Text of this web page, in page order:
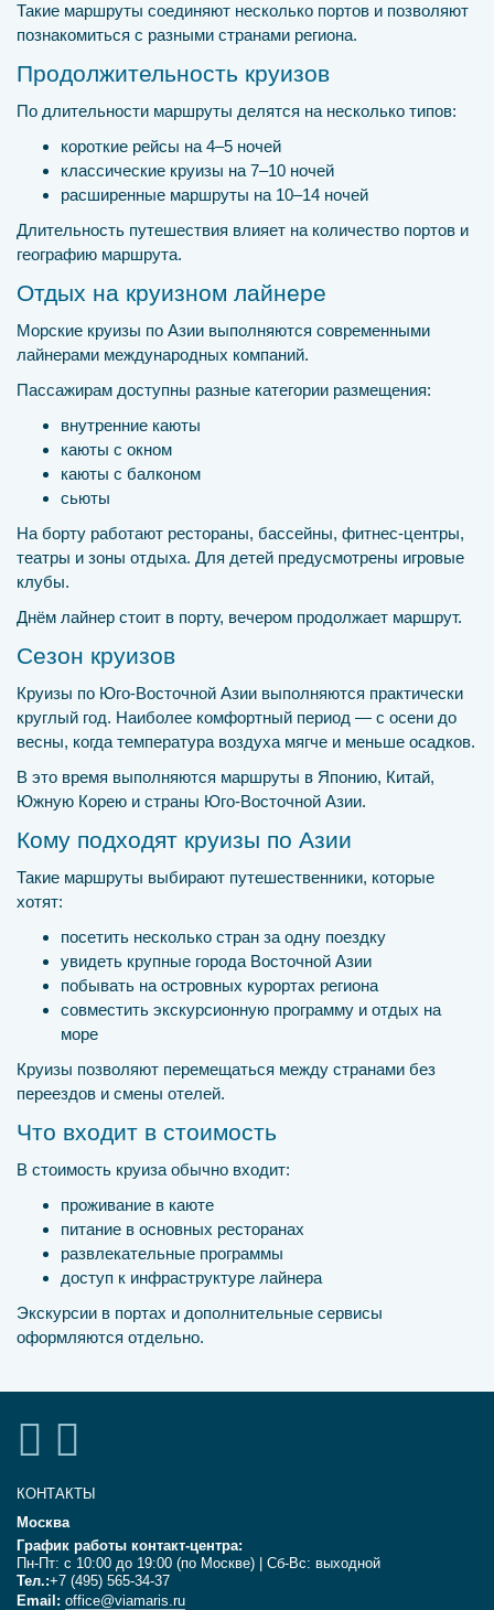
Такие маршруты соединяют несколько портов и позволяют
познакомиться с разными странами региона.
Продолжительность круизов
По длительности маршруты делятся на несколько типов:
короткие рейсы на 4–5 ночей
классические круизы на 7–10 ночей
расширенные маршруты на 10–14 ночей
Длительность путешествия влияет на количество портов и
географию маршрута.
Отдых на круизном лайнере
Морские круизы по Азии выполняются современными
лайнерами международных компаний.
Пассажирам доступны разные категории размещения:
внутренние каюты
каюты с окном
каюты с балконом
сьюты
На борту работают рестораны, бассейны, фитнес-центры,
театры и зоны отдыха. Для детей предусмотрены игровые
клубы.
Днём лайнер стоит в порту, вечером продолжает маршрут.
Сезон круизов
Круизы по Юго-Восточной Азии выполняются практически
круглый год. Наиболее комфортный период — с осени до
весны, когда температура воздуха мягче и меньше осадков.
В это время выполняются маршруты в Японию, Китай,
Южную Корею и страны Юго-Восточной Азии.
Кому подходят круизы по Азии
Такие маршруты выбирают путешественники, которые
хотят:
посетить несколько стран за одну поездку
увидеть крупные города Восточной Азии
побывать на островных курортах региона
совместить экскурсионную программу и отдых на
море
Круизы позволяют перемещаться между странами без
переездов и смены отелей.
Что входит в стоимость
В стоимость круиза обычно входит:
проживание в каюте
питание в основных ресторанах
развлекательные программы
доступ к инфраструктуре лайнера
Экскурсии в портах и дополнительные сервисы
оформляются отдельно.
КОНТАКТЫ
Москва
График работы контакт-центра:
Пн-Пт: с 10:00 до 19:00 (по Москве) | Сб-Вс: выходной
Тел.:+7 (495) 565-34-37
Email: office@viamaris.ru